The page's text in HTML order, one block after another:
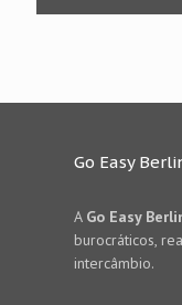
Go Easy
A Go Easy
burocráticos,
intercâmbio.